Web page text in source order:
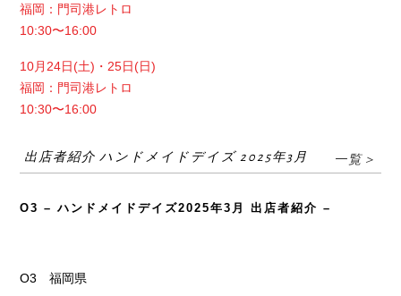
福岡：門司港レトロ
10:30〜16:00
10月24日(土)・25日(日)
福岡：門司港レトロ
10:30〜16:00
出店者紹介 ハンドメイドデイズ 2025年3月 一覧＞
O3 – ハンドメイドデイズ2025年3月 出店者紹介 –
O3 福岡県